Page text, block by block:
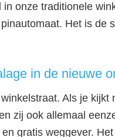
onze traditionele
Het is de
in de nieuwe
Als je
zij ook allemaal
gratis weggever.